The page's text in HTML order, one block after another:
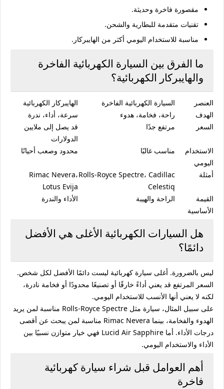
مقصورة فاخرة وحديثة.
تقنيات متقدمة للبطارية والشحن.
مناسبة للاستخدام اليومي أكثر من الهايبركار.
ما الفرق بين السيارة الكهربائية الفاخرة
والهايبركار الكهربائية؟
العنصر السيارة الكهربائية الفاخرة
الهايبركار الكهربائية
الهدف
راحة، فخامة، هدوء
سرعة، أداء، ندرة
السعر
مرتفع جدًا
قد يصل إلى ملايين
الدولارات
الاستخدام
اليومي
مناسب غالبًا محدود وصعب أحيانًا
أمثلة
Rolls-Royce Spectre، Cadillac
Celestiq
Rimac Nevera،
Lotus Evija
القيمة
الأساسية
الراحة والهيبة الأداء والندرة
هل السيارات الكهربائية الأغلى هي الأفضل
دائمًا؟
ليس بالضرورة. أغلى سيارة كهربائية ليست دائمًا الأفضل لكل شخص.
السعر المرتفع قد يعني أداءً خارقًا أو تصنيعًا محدودًا أو فخامة نادرة،
لكنه لا يعني أنها الأنسب للاستخدام اليومي.
على سبيل المثال، سيارة مثل Rolls-Royce Spectre مناسبة لمن يريد
الهدوء والفخامة، بينما Rimac Nevera مناسبة لمن يبحث عن أقصى
درجات الأداء. أما Lucid Air Sapphire فهي خيار متوازن نسبيًا بين
الأداء والاستخدام اليومي.
أهم العوامل قبل شراء سيارة كهربائية
فاخرة